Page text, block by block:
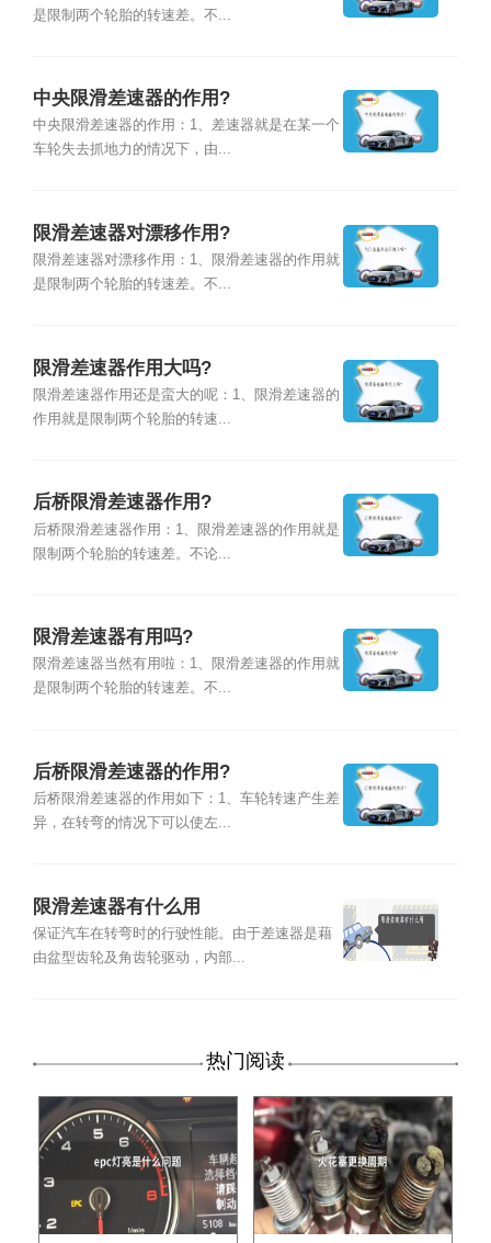
是限制两个轮胎的转速差。不...
中央限滑差速器的作用?
中央限滑差速器的作用：1、差速器就是在某一个
车轮失去抓地力的情况下，由...
限滑差速器对漂移作用?
限滑差速器对漂移作用：1、限滑差速器的作用就
是限制两个轮胎的转速差。不...
限滑差速器作用大吗?
限滑差速器作用还是蛮大的呢：1、限滑差速器的
作用就是限制两个轮胎的转速...
后桥限滑差速器作用?
后桥限滑差速器作用：1、限滑差速器的作用就是
限制两个轮胎的转速差。不论...
限滑差速器有用吗?
限滑差速器当然有用啦：1、限滑差速器的作用就
是限制两个轮胎的转速差。不...
后桥限滑差速器的作用?
后桥限滑差速器的作用如下：1、车轮转速产生差
异，在转弯的情况下可以使左...
限滑差速器有什么用
保证汽车在转弯时的行驶性能。由于差速器是藉
由盆型齿轮及角齿轮驱动，内部...
热门阅读